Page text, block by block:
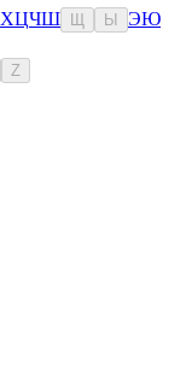
ХЦЧШ Ы ЭЮ
Z